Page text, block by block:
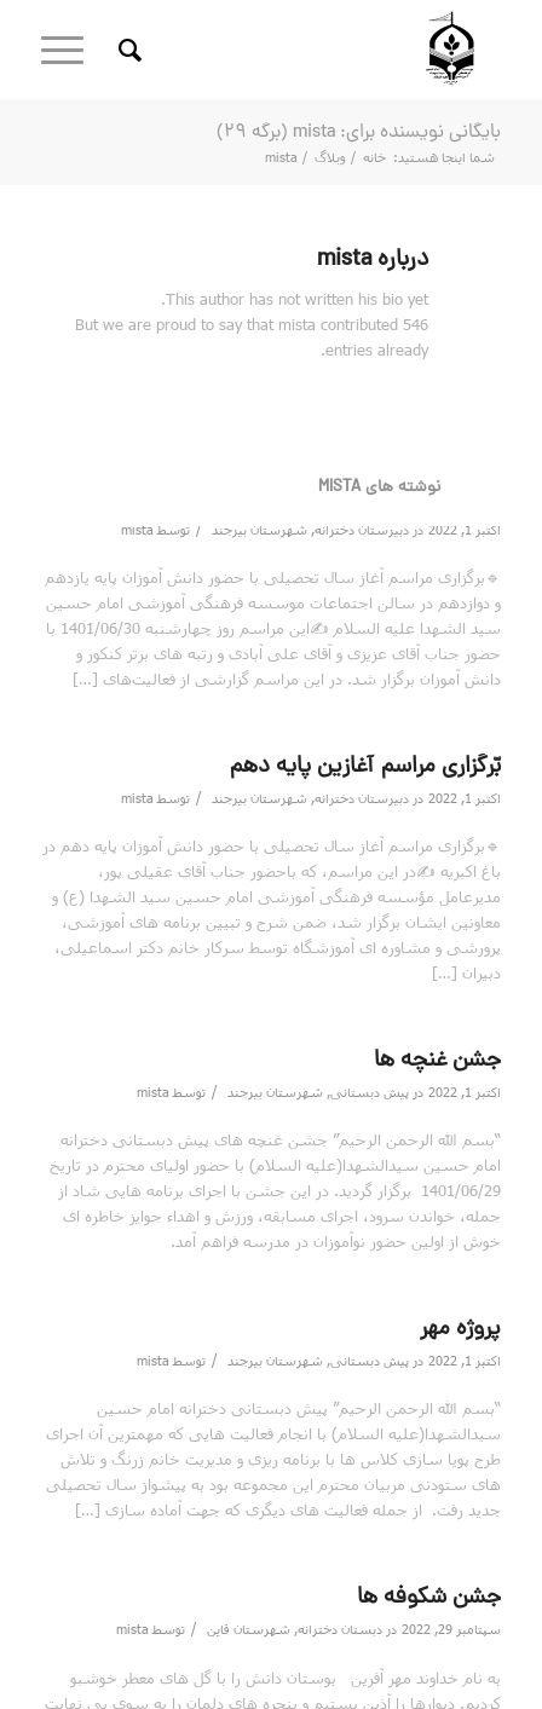
بایگانی نویسنده برای: mista (برگه 29)
شما اینجا هستید: خانه / وبلاگ /
mista
دربارهmista
This author has not written his bio yet.
But we are proud to say that mista contributed 546
entries already.
نوشته های MISTA
اکتبر 1, 2022 در دبیرستان دخترانه, شهرستان بیرجند / توسط mista
🔹برگزاری مراسم آغاز سال تحصیلی با حضور دانش آموزان پایه یازدهم
و دوازدهم در سالن اجتماعات موسسه فرهنگی آموزشی امام حسین
سید الشهدا علیه السلام ✍️این مراسم روز چهارشنبه 1401/06/30 با
حضور جناب آقای عزیزی و آقای علی آبادی و رتبه های برتر کنکور و
دانش آموزان برگزار شد. در این مراسم گزارشی از فعالیت‌های […]
بّرگزاری مراسم آغازین پایه دهم
اکتبر 1, 2022 در دبیرستان دخترانه, شهرستان بیرجند / توسط mista
🔹برگزاری مراسم آغاز سال تحصیلی با حضور دانش آموزان پایه دهم در
باغ اکبریه ✍️در این مراسم، که باحضور جناب آقای عقیلی پور،
مدیرعامل مؤسسه فرهنگی آموزشی امام حسین سید الشهدا (ع) و
معاونین ایشان برگزار شد، ضمن شرح و تبیین برنامه های آموزشی،
پرورشی و مشاوره ای آموزشگاه توسط سرکار خانم دکتر اسماعیلی،
دبیران […]
جشن غنچه ها
اکتبر 1, 2022 در پیش دبستانی, شهرستان بیرجند / توسط mista
“بسم الله الرحمن الرحیم” جشن غنچه های پیش دبستانی دخترانه
امام حسین سیدالشهدا(علیه السلام) با حضور اولیای محترم در تاریخ
1401/06/29 برگزار گردید. در این جشن با اجرای برنامه هایی شاد از
جمله، خواندن سرود، اجرای مسابقه، ورزش و اهداء جوایز خاطره ای
خوش از اولین حضور نوآموزان در مدرسه فراهم آمد.
پروژه مهر
اکتبر 1, 2022 در پیش دبستانی, شهرستان بیرجند / توسط mista
“بسم الله الرحمن الرحیم” پیش دبستانی دخترانه امام حسین
سیدالشهدا(علیه السلام) با انجام فعالیت هایی که مهمترین آن اجرای
طرح پویا سازی کلاس ها با برنامه ریزی و مدیریت خانم زرنگ و تلاش
های ستودنی مربیان محترم این مجموعه بود به پیشواز سال تحصیلی
جدید رفت. از جمله فعالیت های دیگری که جهت آماده سازی […]
جشن شکوفه ها
سپتامبر 29, 2022 در دبستان دخترانه, شهرستان قاین / توسط mista
به نام خداوند مهر آفرین بوستان دانش را با گل های معطر خوشبو
کردیم. دیوارها را آذین بستیم و پنجره های دلمان را به سوی بی نهایت